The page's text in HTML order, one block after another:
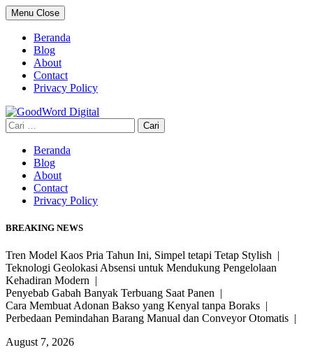
Skip
to
content
Menu Close
Beranda
Blog
About
Contact
Privacy Policy
Cari
untuk:
Beranda
Blog
About
Contact
Privacy Policy
BREAKING NEWS
Tren Model Kaos Pria Tahun Ini, Simpel tetapi Tetap Stylish |
Teknologi Geolokasi Absensi untuk Mendukung Pengelolaan
Kehadiran Modern |
Penyebab Gabah Banyak Terbuang Saat Panen |
Cara Membuat Adonan Bakso yang Kenyal tanpa Boraks |
Perbedaan Pemindahan Barang Manual dan Conveyor Otomatis |
August 7, 2026